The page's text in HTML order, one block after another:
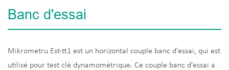
Banc d'essai
Mikrometru Est-tt1 est un horizontal couple banc d'essai, qui est
utilisé pour test clé dynamométrique. Ce couple banc d'essai a